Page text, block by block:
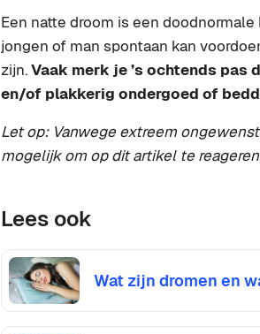
Een natte droom is een
jongen of man spontaan kan
zijn.Vaak merk je ’s ochtends pas
en/of plakkerig ondergoed of
Let op: Vanwege extreem
mogelijk om op dit artikel te
Lees ook
Wat zijn dromen en